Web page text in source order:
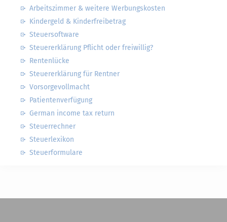
Arbeitszimmer & weitere Werbungskosten
Kindergeld & Kinderfreibetrag
Steuersoftware
Steuererklärung Pflicht oder freiwillig?
Rentenlücke
Steuererklärung für Rentner
Vorsorgevollmacht
Patientenverfügung
German income tax return
Steuerrechner
Steuerlexikon
Steuerformulare